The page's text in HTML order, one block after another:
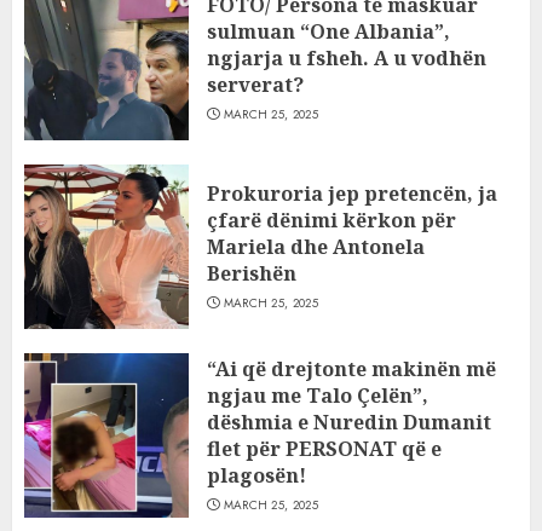
sulmuan “One Albania”,
ngjarja u fsheh. A u vodhën
serverat?
MARCH 25, 2025
Prokuroria jep pretencën, ja
çfarë dënimi kërkon për
Mariela dhe Antonela
Berishën
MARCH 25, 2025
“Ai që drejtonte makinën më
ngjau me Talo Çelën”,
dëshmia e Nuredin Dumanit
flet për PERSONAT që e
plagosën!
MARCH 25, 2025